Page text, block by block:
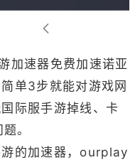
加速器免费加速诺亚
单3步就能对游戏网
际服手游掉线、卡
。
的加速器，ourplay